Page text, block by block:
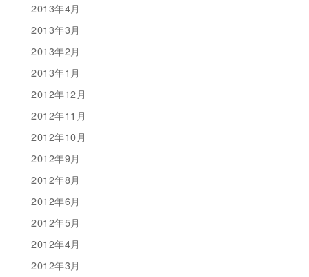
2013年4月
2013年3月
2013年2月
2013年1月
2012年12月
2012年11月
2012年10月
2012年9月
2012年8月
2012年6月
2012年5月
2012年4月
2012年3月